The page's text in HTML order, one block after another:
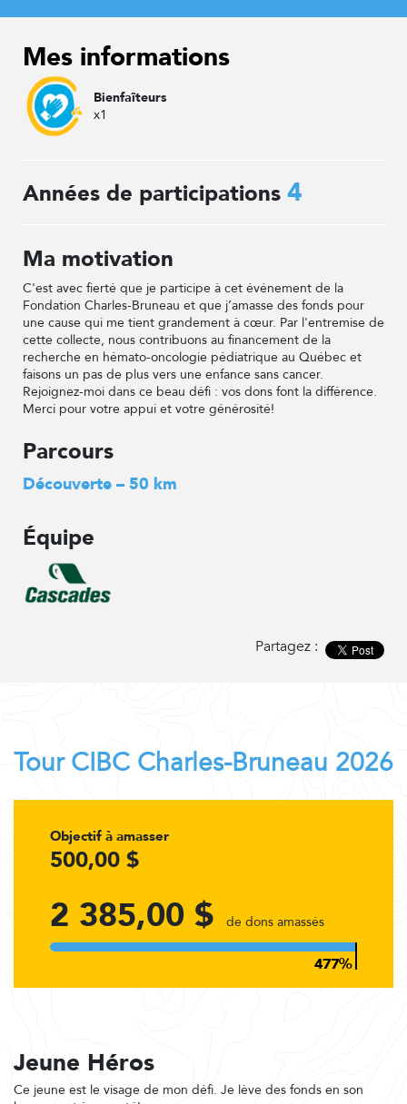
Mes informations
Bienfaîteurs
x1
Années de participations 4
Ma motivation
C'est avec fierté que je participe à cet événement de la
Fondation Charles-Bruneau et que j’amasse des fonds pour
une cause qui me tient grandement à cœur. Par l'entremise de
cette collecte, nous contribuons au financement de la
recherche en hémato-oncologie pédiatrique au Québec et
faisons un pas de plus vers une enfance sans cancer.
Rejoignez-moi dans ce beau défi : vos dons font la différence.
Merci pour votre appui et votre générosité!
Parcours
Découverte – 50 km
Équipe
Partagez :
Tour CIBC Charles-Bruneau 2026
Objectif à amasser
500,00 $
2 385,00 $ de dons amassés
Jeune Héros
Ce jeune est le visage de mon défi. Je lève des fonds en son